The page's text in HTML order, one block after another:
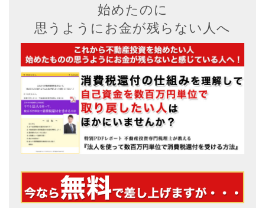
始めたのに
思うようにお金が残らない人へ